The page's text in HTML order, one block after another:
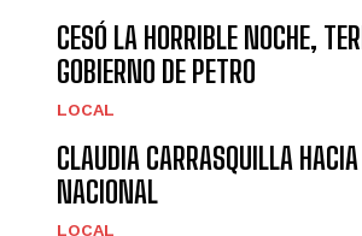
CESÓ LA HORRIBLE NOCHE,
GOBIERNO DE PETRO
LOCAL
CLAUDIA CARRASQUILLA
NACIONAL
LOCAL